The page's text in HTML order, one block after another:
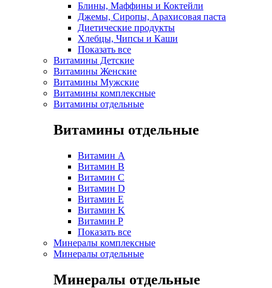
Блины, Маффины и Коктейли
Джемы, Сиропы, Арахисовая паста
Диетические продукты
Хлебцы, Чипсы и Каши
Показать все
Витамины Детские
Витамины Женские
Витамины Мужские
Витамины комплексные
Витамины отдельные
Витамины отдельные
Витамин A
Витамин B
Витамин C
Витамин D
Витамин E
Витамин K
Витамин P
Показать все
Минералы комплексные
Минералы отдельные
Минералы отдельные